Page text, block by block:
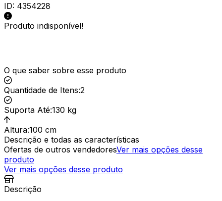
ID: 4354228
Produto indisponível!
O que saber sobre esse produto
Quantidade de Itens:2
Suporta Até:130 kg
Altura:100 cm
Descrição e todas as características
Ofertas de outros vendedoresVer mais opções desse
produto
Ver mais opções desse produto
Descrição